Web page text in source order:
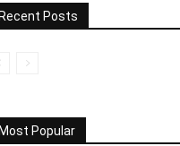
Posts
Popular